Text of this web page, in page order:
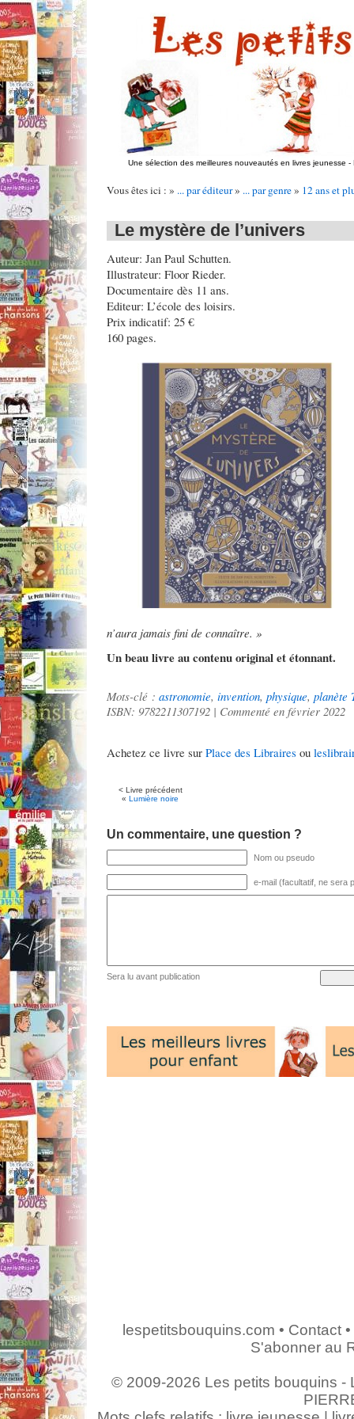
Une sélection des meilleures nouveautés en livres jeunesse -
Vous êtes ici : » ... par éditeur» ... par genre» 12 ans et
Le mystère de l’univers
Auteur: Jan Paul Schutten.
Illustrateur: Floor Rieder.
Documentaire dès 11 ans.
Editeur: L’école des loisirs.
Prix indicatif: 25 €
160 pages.
n’aura jamais fini de connaître. »
Un beau livre au contenu original et étonnant.
Mots-clé : astronomie, invention, physique, planète
ISBN: 9782211307192 | Commenté en février 2022
Achetez ce livre sur Place des Libraires ou
< Livre précédent
« Lumière noire
Un commentaire, une question ?
Nom ou pseudo
e-mail (facultatif, ne sera
Sera lu avant publication
lespetitsbouquins.com • Contact•
S'abonner au
© 2009-2026 Les petits bouquins -